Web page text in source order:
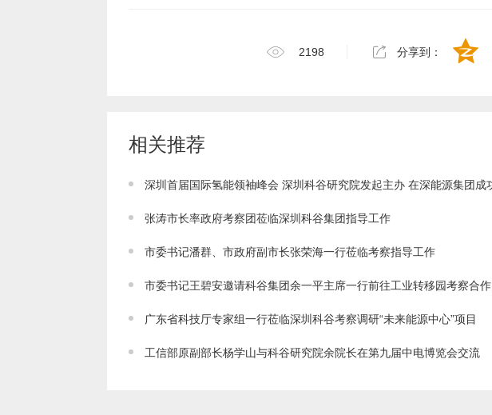
2198 分享到：
相关推荐
张涛市长率政府考察团莅临深圳科谷集团指导工作
市委书记潘群、市政府副市长张荣海一行莅临考察指导工作
市委书记王碧安邀请科谷集团余一平主席一行前往工业转移园考察合作
广东省科技厅专家组一行莅临深圳科谷考察调研“未来能源中心”项目
工信部原副部长杨学山与科谷研究院余院长在第九届中电博览会交流